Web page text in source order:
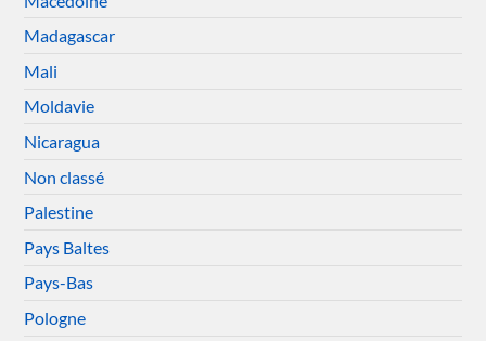
Madagascar
Mali
Moldavie
Nicaragua
Non classé
Palestine
Pays Baltes
Pays-Bas
Pologne